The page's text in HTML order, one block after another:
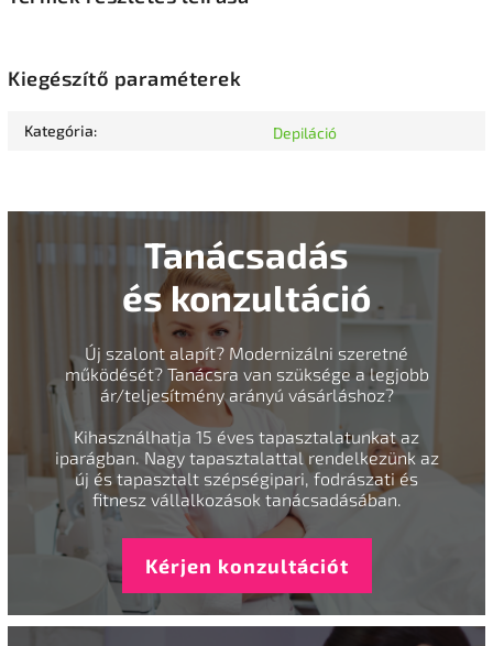
Kiegészítő paraméterek
Kategória: Depiláció
Tanácsadás
és konzultáció
Új szalont alapít? Modernizálni szeretné
működését? Tanácsra van szüksége a legjobb
ár/teljesítmény arányú vásárláshoz?
Kihasználhatja 15 éves tapasztalatunkat az
iparágban. Nagy tapasztalattal rendelkezünk az
új és tapasztalt szépségipari, fodrászati és
fitnesz vállalkozások tanácsadásában.
Kérjen konzultációt